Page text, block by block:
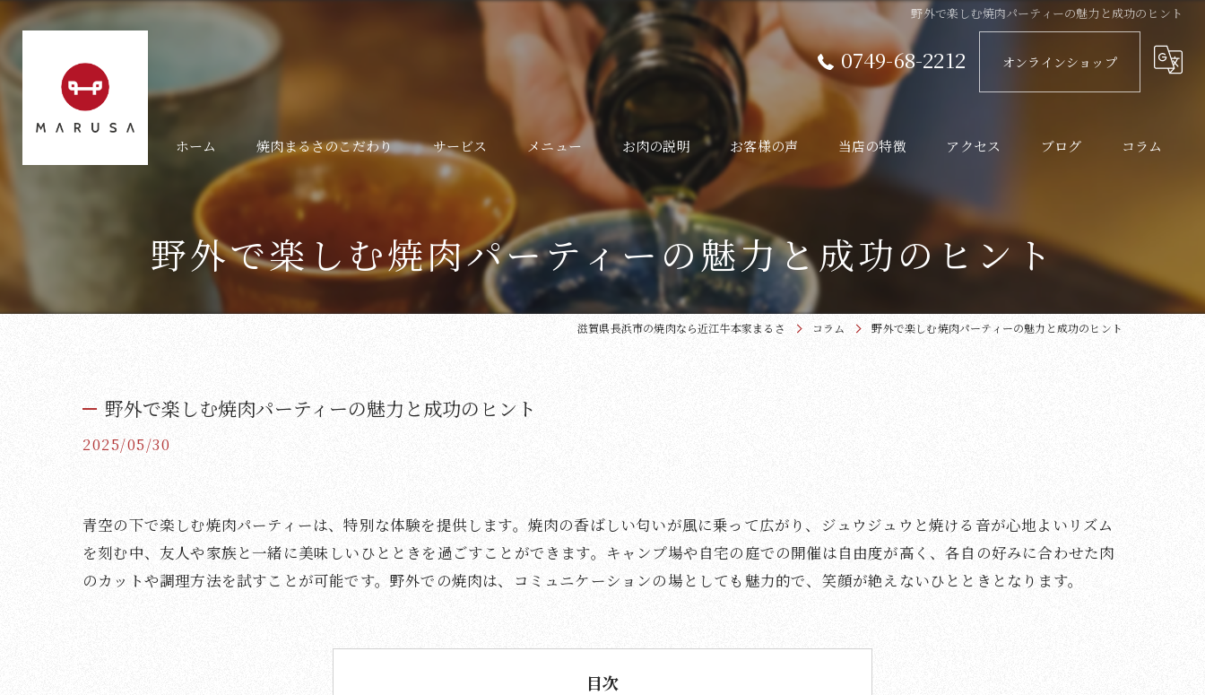
野外で楽しむ焼肉パーティーの魅力と成功のヒント
0749-68-2212 オンラインショップ
ホーム 焼肉まるさのこだわり サービス
よくある質問
ギャラリー
メニュー お肉の説明 お客様の声 当店の特徴
ランチ
炭火
アクセス ブログ コラム
野外で楽しむ焼肉パーティーの魅力と成功のヒント
滋賀県長浜市の焼肉なら近江牛本家まるさ コラム 野外で楽しむ焼肉パーティーの魅力と成功のヒント
野外で楽しむ焼肉パーティーの魅力と成功のヒント
2025/05/30
青空の下で楽しむ焼肉パーティーは、特別な体験を提供します。焼肉の香ばしい匂いが風に乗って広がり、ジュウジュウと焼ける音が心地よいリズム
を刻む中、友人や家族と一緒に美味しいひとときを過ごすことができます。キャンプ場や自宅の庭での開催は自由度が高く、各自の好みに合わせた肉
のカットや調理方法を試すことが可能です。野外での焼肉は、コミュニケーションの場としても魅力的で、笑顔が絶えないひとときとなります。
目次